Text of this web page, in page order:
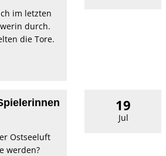
im letzten
durch.
die Tore.
Ostseeluft
werden?
19
Jul